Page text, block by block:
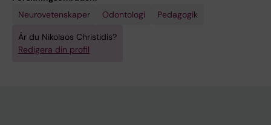
Neurovetenskaper
Odontologi Pedagogik
Är du Nikolaos Christidis?
Redigera din profil